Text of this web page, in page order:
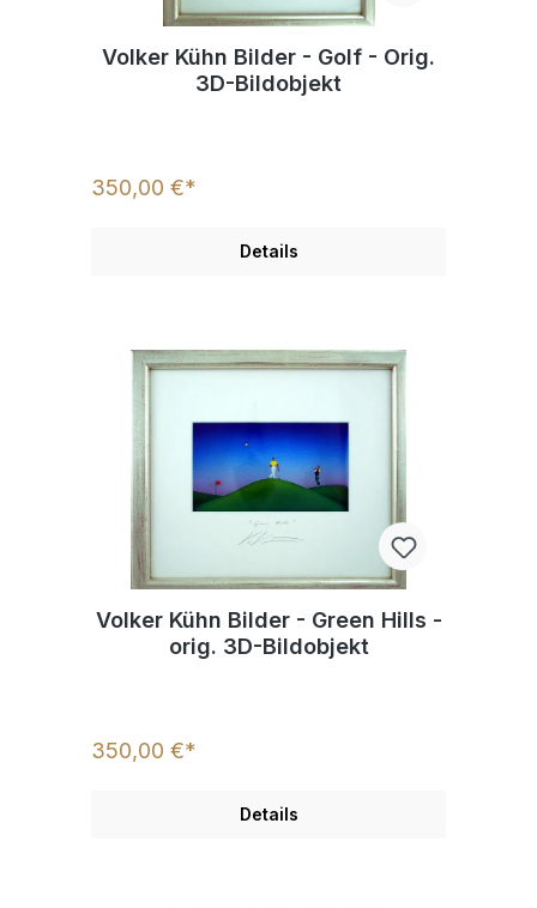
Volker Kühn Bilder - Golf - Orig.
3D-Bildobjekt
350,00 €*
Details
Volker Kühn Bilder - Green Hills -
orig. 3D-Bildobjekt
350,00 €*
Details